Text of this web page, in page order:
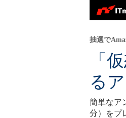
「
る
抽選で
簡単なア
分）をプ